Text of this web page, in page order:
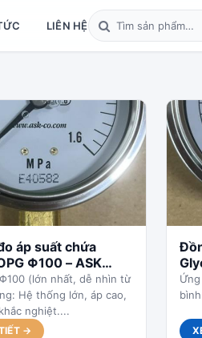
Tìm kiếm sản phẩm
LIÊN HỆ
áp suất chứa
Φ100 – ASK
(lớn nhất, dễ nhìn từ
Hệ thống lớn, áp cao,
nghiệt....
→